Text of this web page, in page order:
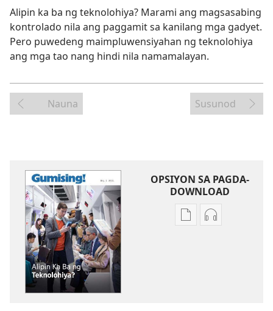
Alipin ka ba ng teknolohiya? Marami ang magsasabing
kontrolado nila ang paggamit sa kanilang mga gadyet.
Pero puwedeng maimpluwensiyahan ng teknolohiya
ang mga tao nang hindi nila namamalayan.
Nauna Susunod
OPSIYON SA PAGDA-
DOWNLOAD
OpsiyonOpsiyon